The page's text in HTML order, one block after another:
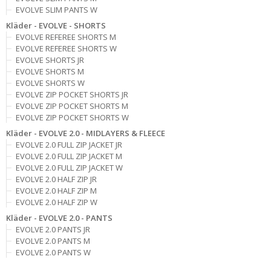
EVOLVE SLIM PANTS W
Kläder - EVOLVE - SHORTS
EVOLVE REFEREE SHORTS M
EVOLVE REFEREE SHORTS W
EVOLVE SHORTS JR
EVOLVE SHORTS M
EVOLVE SHORTS W
EVOLVE ZIP POCKET SHORTS JR
EVOLVE ZIP POCKET SHORTS M
EVOLVE ZIP POCKET SHORTS W
Kläder - EVOLVE 2.0 - MIDLAYERS & FLEECE
EVOLVE 2.0 FULL ZIP JACKET JR
EVOLVE 2.0 FULL ZIP JACKET M
EVOLVE 2.0 FULL ZIP JACKET W
EVOLVE 2.0 HALF ZIP JR
EVOLVE 2.0 HALF ZIP M
EVOLVE 2.0 HALF ZIP W
Kläder - EVOLVE 2.0 - PANTS
EVOLVE 2.0 PANTS JR
EVOLVE 2.0 PANTS M
EVOLVE 2.0 PANTS W